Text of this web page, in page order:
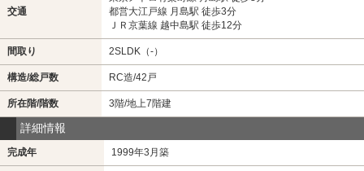
交通
都営大江戸線 月島駅 徒歩3分
ＪＲ京葉線 越中島駅 徒歩12分
間取り 2SLDK（-）
構造/総戸数 RC造/42戸
所在階/階数 3階/地上7階建
詳細情報
完成年 1999年3月築